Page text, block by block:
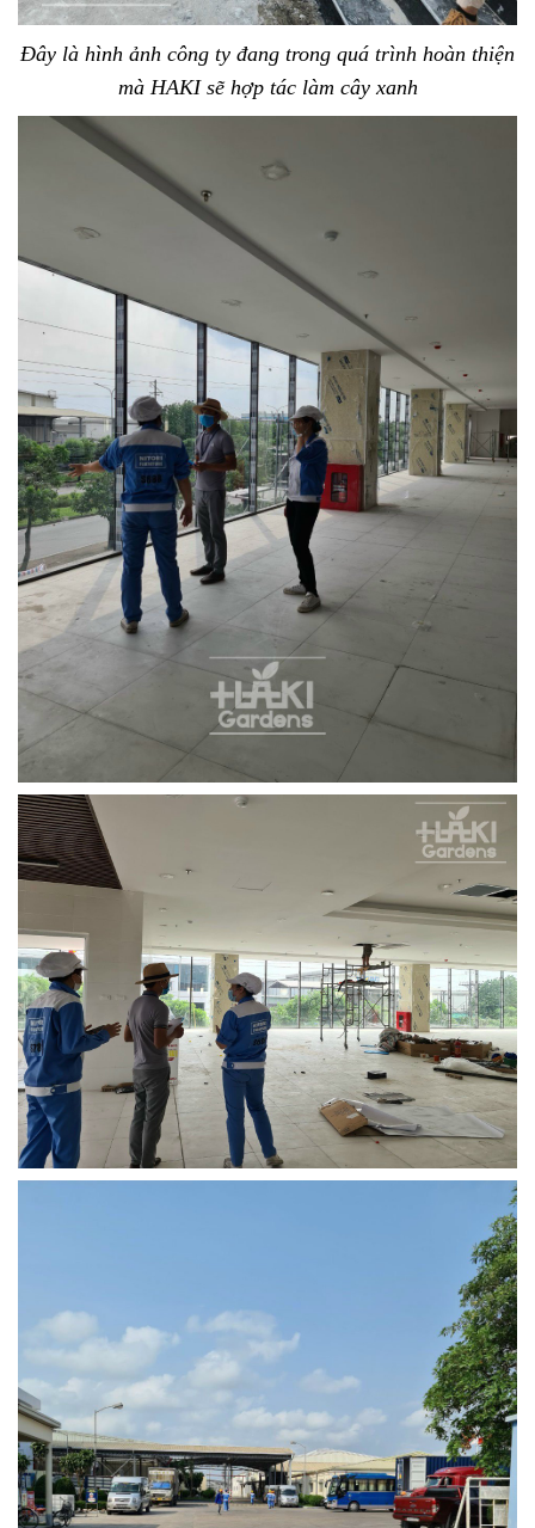
Đây là hình ảnh công ty đang trong quá trình hoàn thiện
mà HAKI sẽ hợp tác làm cây xanh